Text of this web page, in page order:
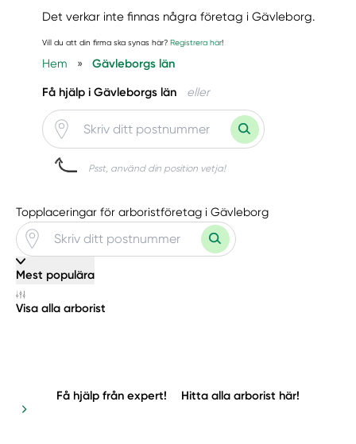
Det verkar inte finnas några företag i Gävleborg.
Vill du att din firma ska synas här? Registrera här!
Hem » Gävleborgs län
Få hjälp i Gävleborgs län eller
Psst, använd din position vetja!
Topplaceringar för arboristföretag i Gävleborg
Mest populära
Visa alla arborist
Få hjälp från expert! Hitta alla arborist här!